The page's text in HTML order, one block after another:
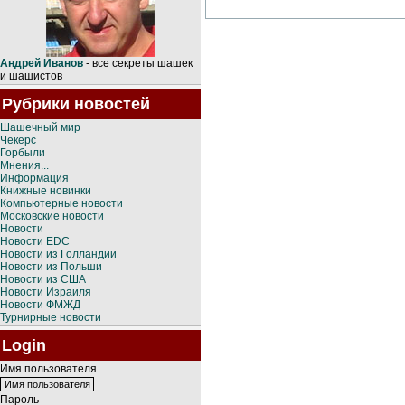
Андрей Иванов - все секреты шашек
и шашистов
Рубрики новостей
Шашечный мир
Чекерс
Горбыли
Мнения...
Информация
Книжные новинки
Компьютерные новости
Московские новости
Новости
Новости EDC
Новости из Голландии
Новости из Польши
Новости из США
Новости Израиля
Новости ФМЖД
Турнирные новости
Login
Имя пользователя
Пароль